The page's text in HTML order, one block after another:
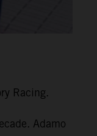
Racing.
Adamo